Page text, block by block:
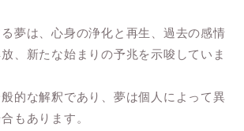
夢は、心身の浄化と再生、過去の感情
、新たな始まりの予兆を示唆していま
的な解釈であり、夢は個人によって異
もあります。